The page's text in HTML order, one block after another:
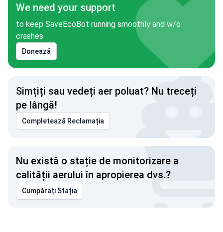
We need your support
to keep SaveEcoBot running smoothly and w/o
crashes
Donează
Simțiți sau vedeți aer poluat? Nu treceți
pe lângă!
Completează Reclamația
Nu există o stație de monitorizare a
calității aerului în apropierea dvs.?
Cumpărați Stația